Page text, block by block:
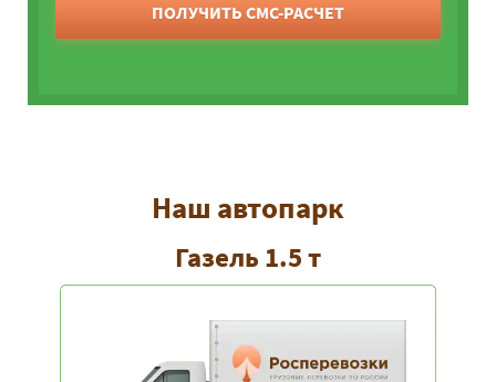
ПОЛУЧИТЬ СМС-РАСЧЕТ
Наш автопарк
Газель 1.5 т